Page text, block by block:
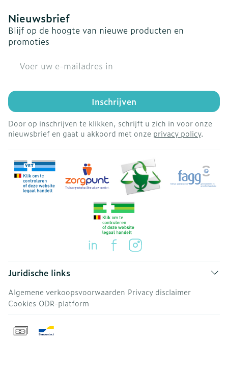
Nieuwsbrief
Blijf op de hoogte van nieuwe producten en
promoties
Inschrijven
Door op inschrijven te klikken, schrijft u zich in voor onze
nieuwsbrief en gaat u akkoord met onze privacy policy.
Juridische links
Algemene verkoopsvoorwaarden Privacy disclaimer
Cookies ODR-platform